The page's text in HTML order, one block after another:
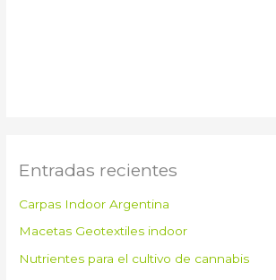
Entradas recientes
Carpas Indoor Argentina
Macetas Geotextiles indoor
Nutrientes para el cultivo de cannabis